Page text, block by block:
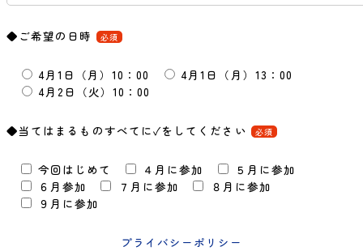
◆ご希望の日時 必須
4月1日（月）10：00
4月1日（月）13：00
4月2日（火）10：00
◆当てはまるものすべてに✓をしてください 必須
今回はじめて ４月に参加
５月に参加
６月参加
７月に参加
８月に参加
９月に参加
プライバシーポリシー